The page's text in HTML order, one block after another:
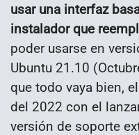
usar una interfaz
instalador que
poder usarse en
Ubuntu 21.10
que todo vaya bien,
del 2022 con el
versión de soporte